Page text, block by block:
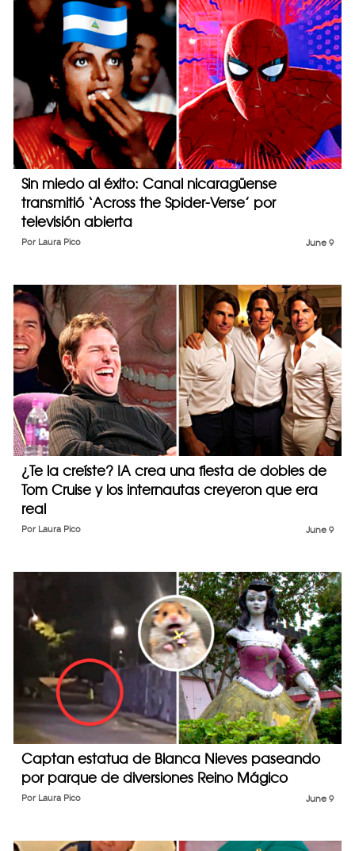
Sin miedo al éxito: Canal nicaragüense
transmitió ‘Across the Spider-Verse’ por
televisión abierta
June 9
Por Laura Pico
¿Te la creíste? IA crea una fiesta de dobles de
Tom Cruise y los internautas creyeron que era
real
June 9
Por Laura Pico
Captan estatua de Blanca Nieves paseando
por parque de diversiones Reino Mágico
June 9
Por Laura Pico